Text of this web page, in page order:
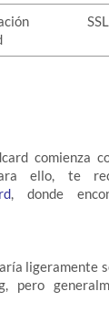
comienza
ello, te
, donde
ligeramente
pero